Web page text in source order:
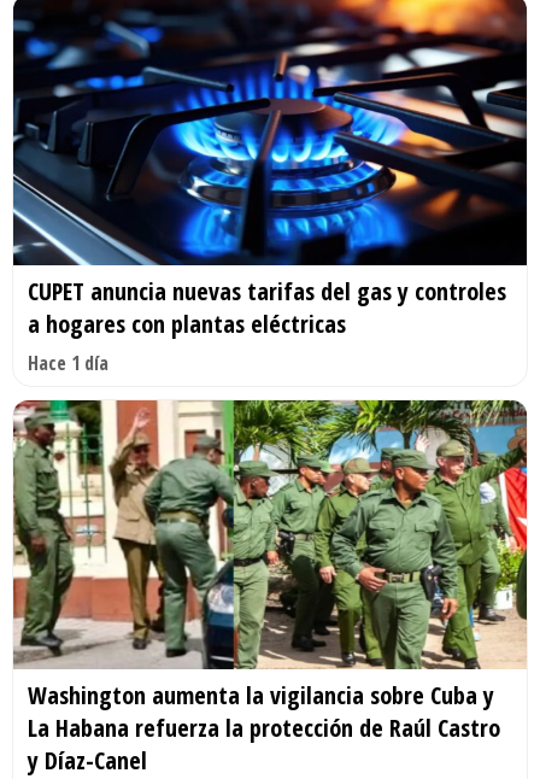
CUPET anuncia nuevas tarifas del gas y controles
a hogares con plantas eléctricas
Hace 1 día
Washington aumenta la vigilancia sobre Cuba y
La Habana refuerza la protección de Raúl Castro
y Díaz-Canel